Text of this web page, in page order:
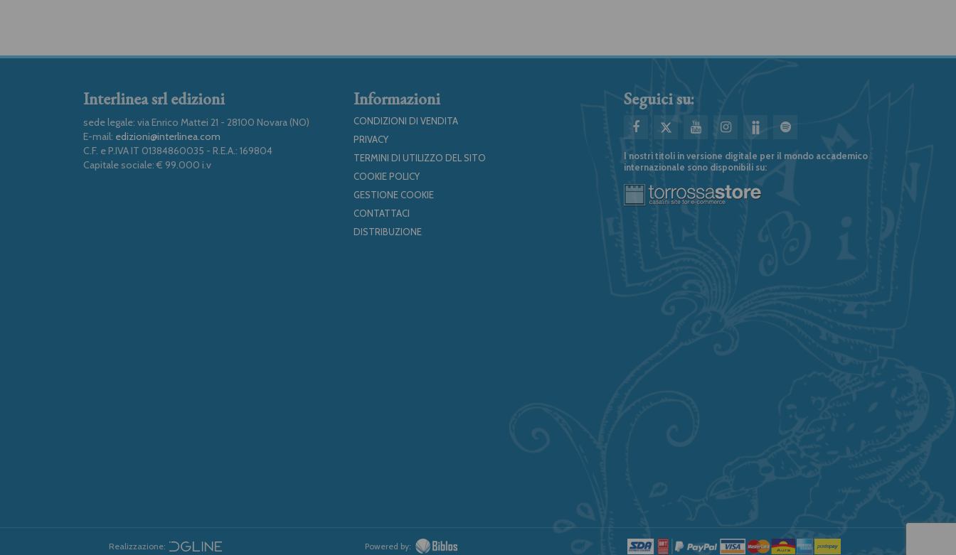
Interlinea srl edizioni
sede legale: via Enrico Mattei 21 - 28100 Novara (NO)
E-mail: edizioni@interlinea.com
C.F. e P.IVA IT 01384860035 - R.E.A.: 169804
Capitale sociale: € 99.000 i.v
Informazioni
CONDIZIONI DI VENDITA
PRIVACY
TERMINI DI UTILIZZO DEL SITO
COOKIE POLICY
GESTIONE COOKIE
CONTATTACI
DISTRIBUZIONE
Seguici su:
I nostri titoli in versione digitale per il mondo accademico
internazionale sono disponibili su:
Realizzazione: Powered by: